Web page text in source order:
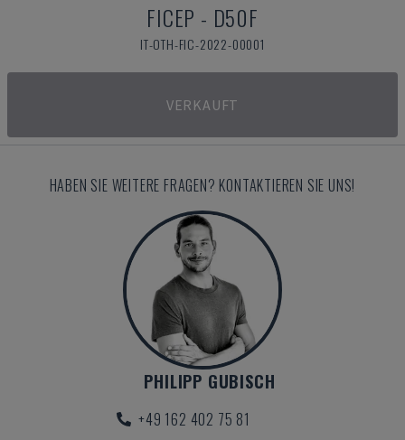
FICEP - D50F
IT-OTH-FIC-2022-00001
VERKAUFT
HABEN SIE WEITERE FRAGEN? KONTAKTIEREN SIE UNS!
PHILIPP GUBISCH
+49 162 402 75 81